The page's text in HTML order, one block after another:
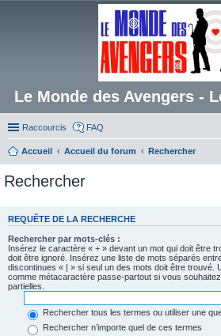
Le Monde des Avengers -
Raccourcis FAQ
Accueil Accueil du forum Rechercher
Rechercher
REQUÊTE DE LA RECHERCHE
Rechercher par mots-clés :
Insérez le caractère « + » devant un mot qui doit être
doit être ignoré. Insérez une liste de mots séparés
discontinues « | » si seul un des mots doit être trouvé.
comme métacaractère passe-partout si vous
partielles.
Rechercher tous les termes ou utiliser une
Rechercher n’importe quel de ces termes